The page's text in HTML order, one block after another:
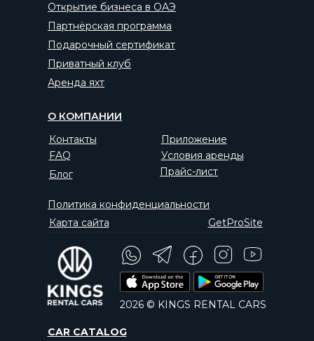
Блог
FAQ Условия аренды
О КОМПАНИИ
Карта сайта
Политика конфиденциальности
GetProSite
Контакты
Прайс-лист
Партнёрская программа
Подарочный сертификат
Открытие бизнеса в ОАЭ
Приватный клуб
Аренда яхт
Приложение
CAR CATALOG
2026 © KINGS RENTAL CARS